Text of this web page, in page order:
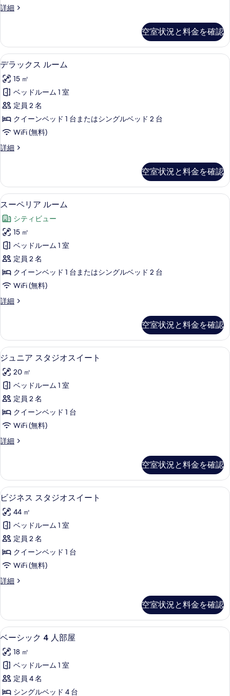
示
べ
の
写
真
を
表
示
す
る
詳細
客
細
空室状況と料金を確認
デ
ラ
ッ
ク
ス
ル
ム
す
べ
て
の
写
真
を
表
示
す
デラックス ルーム | セーフティボッ
10
デラックス ルーム
15 ㎡
ベッドルーム 1 室
定員 2 名
クイーンベッド 1 台またはシングルベッド 2 台
WiFi (無料)
詳細
デ
ス
ル
ー
の
詳
細
空室状況と料金を確認
ス
ー
ペ
リ
ア
ル
ー
の
べ
て
の
写
真
を
表
示
す
スーペリア ルーム | セーフティボッ
6
スーペリア ルーム
シティビュー
15 ㎡
ベッドルーム 1 室
定員 2 名
クイーンベッド 1 台またはシングルベッド 2 台
WiFi (無料)
詳細
ス
ア
ル
ー
の
詳
細
空室状況と料金を確認
ジ
ュ
ニ
ア
ス
タ
オ
イ
ー
ト
の
す
べ
て
の
写
表
示
す
る
ジュニア スタジオスイート | セーフ
9
ジュニア スタジオスイート
20 ㎡
ベッドルーム 1 室
定員 2 名
クイーンベッド 1 台
WiFi (無料)
詳細
ジ
ス
タ
ジ
ス
イ
ー
ト
の
詳
細
空室状況と料金を確認
ビ
ジ
ネ
ス
ス
タ
オ
イ
ー
ト
の
す
べ
て
ビジネス スタジオスイート | セーフ
29
ビジネス スタジオスイート
44 ㎡
ベッドルーム 1 室
定員 2 名
クイーンベッド 1 台
WiFi (無料)
詳細
ビ
ス
タ
ジ
ス
イ
ー
ト
の
空室状況と料金を確認
ベ
ー
シ
ッ
ク
ベーシック 4 人部屋 | セーフティボ
5
ベーシック 4 人部屋
18 ㎡
ベッドルーム 1 室
定員 4 名
シングルベッド 4 台